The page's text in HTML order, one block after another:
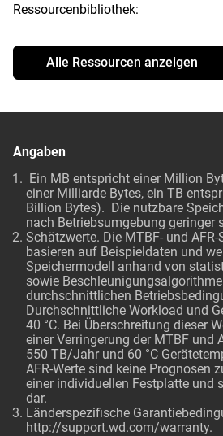
Ressourcenbibliothek:
Alle Ressourcen anzeigen
Angaben
Ein MB entspricht einer Million
einer Milliarde Bytes, ein TB
Billion Bytes). Die nutzbare
nach Betriebsumgebung geringer
Schätzwerte. Die MTBF- und
basieren auf Beispieldaten und
Speichermodell anhand von
sowie
durchschnittlichen
Durchschnittliche Workload und
40 °C. Bei Überschreitung dieser
einer Verringerung der MTBF und
550 TB/Jahr und 60 °C
AFR-Werte sind keine Prognosen
einer individuellen Festplatte und
dar.
Länderspezifische
http://support.wd.com/warranty.